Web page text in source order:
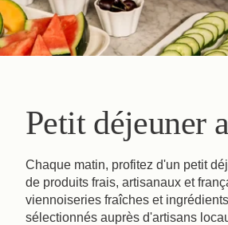
Petit déjeuner
Chaque matin, profitez d'un petit
de produits frais, artisanaux et
viennoiseries fraîches et
sélectionnés auprès d'artisans